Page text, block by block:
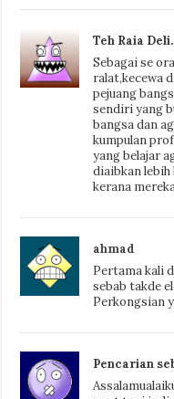
Teh Raia Deli.
Sebagai se
ralat,kecewa
pejuang
sendiri yang
bangsa dan
kumpulan
yang belajar
diaibkan lebih
kerana
ahmad
Pertama kali
sebab takde
Perkongsian
Pencarian